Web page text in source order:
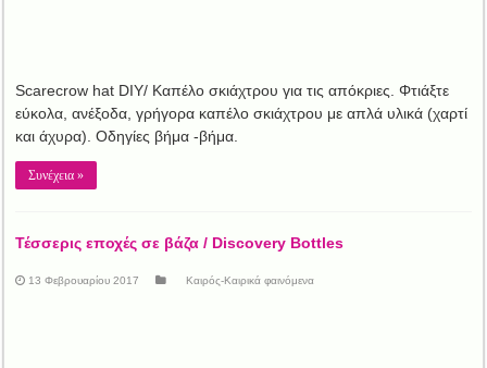
Scarecrow hat DIY/ Καπέλο σκιάχτρου για τις απόκριες. Φτιάξτε
εύκολα, ανέξοδα, γρήγορα καπέλο σκιάχτρου με απλά υλικά (χαρτί
και άχυρα). Οδηγίες βήμα -βήμα.
Συνέχεια »
Τέσσερις εποχές σε βάζα / Discovery Bottles
13 Φεβρουαρίου 2017 Καιρός-Καιρικά φαινόμενα